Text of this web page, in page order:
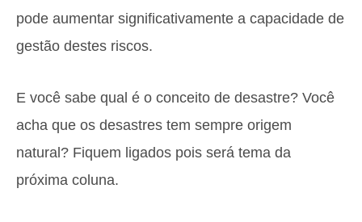
pode aumentar significativamente a capacidade de
gestão destes riscos.
E você sabe qual é o conceito de desastre? Você
acha que os desastres tem sempre origem
natural? Fiquem ligados pois será tema da
próxima coluna.